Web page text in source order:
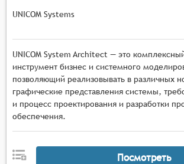
UNICOM Systems
UNICOM System Architect — это
инструмент бизнес и системного
позволяющий реализовывать в различных
графические представления системы,
и процесс проектирования и разработки
обеспечения.
Посмотреть